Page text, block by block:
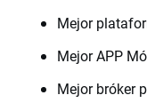
Mejor
Mejor APP
Mejor bróker